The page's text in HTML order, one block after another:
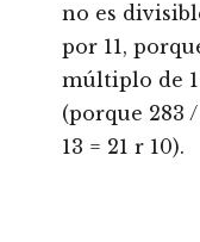
no es
por 11,
múltiplo de
(porque 283
13 = 21 r 10).